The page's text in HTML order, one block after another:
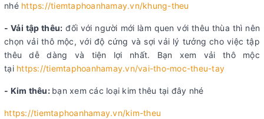
nhé https://tiemtaphoanhamay.vn/khung-theu
- Vải tập thêu: đối với người mới làm quen với thêu thùa thì nên
chọn vải thô mộc, với độ cứng và sợi vải lý tưởng cho việc tập
thêu dễ dàng và tiện lợi nhất. Bạn xem vải thô mộc
tại https://tiemtaphoanhamay.vn/vai-tho-moc-theu-tay
- Kim thêu: bạn xem các loại kim thêu tại đây nhé
https://tiemtaphoanhamay.vn/kim-theu